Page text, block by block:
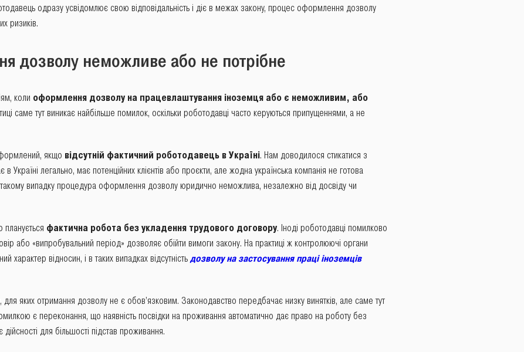
одразу усвідомлює свою відповідальність і діє в межах закону, процес оформлення дозволу
ризиків.
дозволу неможливе або не потрібне
коли оформлення дозволу на працевлаштування іноземця або є неможливим, або
саме тут виникає найбільше помилок, оскільки роботодавці часто керуються припущеннями, а не
якщо відсутній фактичний роботодавець в Україні. Нам доводилося стикатися з
Україні легально, має потенційних клієнтів або проєкти, але жодна українська компанія не готова
випадку процедура оформлення дозволу юридично неможлива, незалежно від досвіду чи
фактична робота без укладення трудового договору. Іноді роботодавці помилково
або «випробувальний період» дозволяє обійти вимоги закону. На практиці ж контролюючі органи
характер відносин, і в таких випадках відсутність дозволу на застосування праці іноземців
для яких отримання дозволу не є обов’язковим. Законодавство передбачає низку винятків, але саме тут
є переконання, що наявність посвідки на проживання автоматично дає право на роботу без
для більшості підстав проживання.